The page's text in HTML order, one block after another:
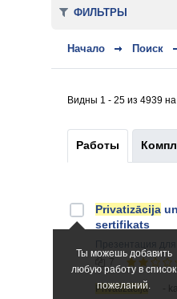
Начало Поиск
Видны 1 - 25 из 4939
Работы
Ты можешь добавить
любую работу в список
пожеланий.
Privatizācija un
sertifikats
Privatizācija
-
ФИЛЬТРЫ